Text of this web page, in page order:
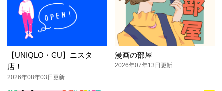
【UNIQLO・GU】ニスタ
店！
2026年08年03日更新
漫画の部屋
2026年07年13日更新